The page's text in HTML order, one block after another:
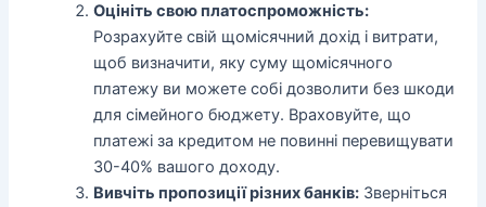
Оцініть свою платоспроможність:
Розрахуйте свій щомісячний дохід і витрати,
щоб визначити, яку суму щомісячного
платежу ви можете собі дозволити без шкоди
для сімейного бюджету. Враховуйте, що
платежі за кредитом не повинні перевищувати
30-40% вашого доходу.
Вивчіть пропозиції різних банків: Зверніться